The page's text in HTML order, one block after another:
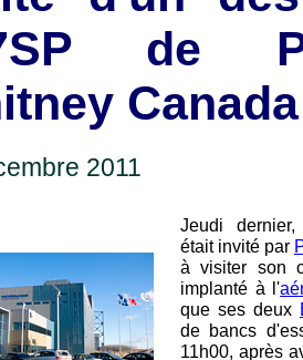
de
Canada
2011
Jeudi
était invité par
à visiter son
implanté à l'
que ses deux
de bancs
11h00, après